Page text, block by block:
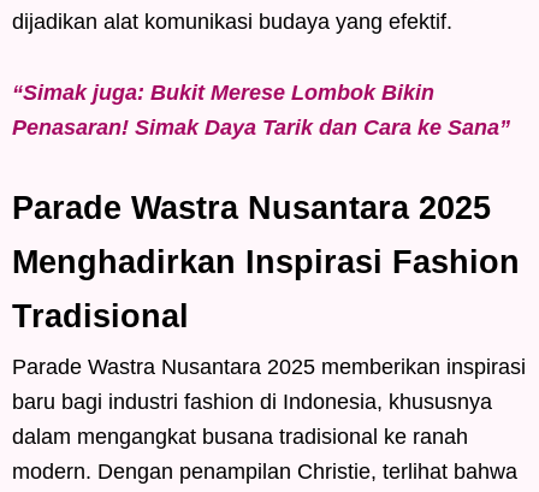
dijadikan alat komunikasi budaya yang efektif.
“Simak juga: Bukit Merese Lombok Bikin
Penasaran! Simak Daya Tarik dan Cara ke Sana”
Parade Wastra Nusantara 2025
Menghadirkan Inspirasi Fashion
Tradisional
Parade Wastra Nusantara 2025 memberikan inspirasi
baru bagi industri fashion di Indonesia, khususnya
dalam mengangkat busana tradisional ke ranah
modern. Dengan penampilan Christie, terlihat bahwa